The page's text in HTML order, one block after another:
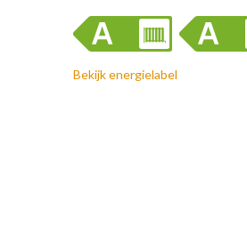
Bekijk energielabel